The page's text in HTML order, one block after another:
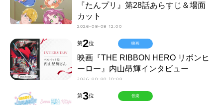
『たんプリ』第28話あらすじ＆場面
カット
2026-08-08 12:00
第2位
映画『THE RIBBON HERO リボンヒ
ーロー』内山昂輝インタビュー
2026-08-08 18:00
映画
第3位 音楽